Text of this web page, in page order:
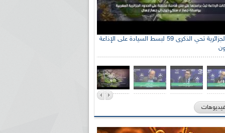
الإذاعة الجزائرية تحي الذكرى 59 لبسط السيادة على الإذاعة